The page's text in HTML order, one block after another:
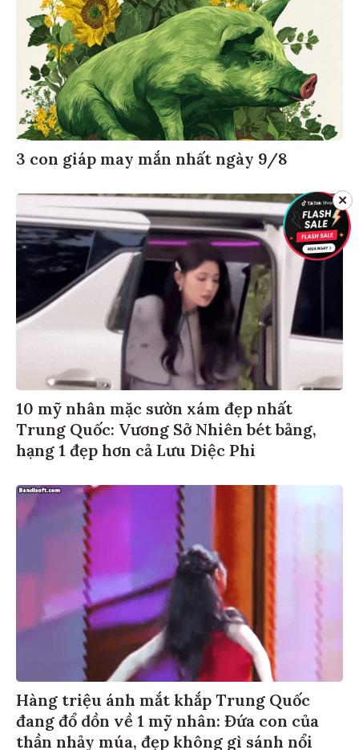
3 con giáp may mắn nhất ngày 9/8
10 mỹ nhân mặc sườn xám đẹp nhất
Trung Quốc: Vương Sở Nhiên bét bảng,
hạng 1 đẹp hơn cả Lưu Diệc Phi
Hàng triệu ánh mắt khắp Trung Quốc
đang đổ dồn về 1 mỹ nhân: Đứa con của
thần nhảy múa, đẹp không gì sánh nổi
✕